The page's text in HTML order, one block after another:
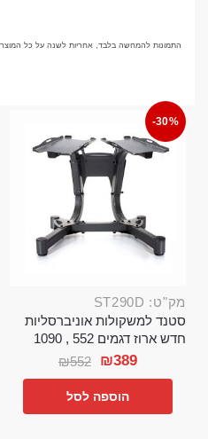
התמונות להמחשה בלבד, אחריות לשנה על כל
-30%
מק"ט: ST290D
סטנד למשקולות אוניברסליות
חדש ארוז דגמים 552 , 1090
₪552 ₪389
הוספה לסל